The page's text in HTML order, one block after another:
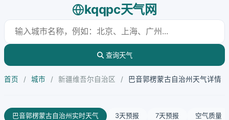
kqqpc天气网
查询天气
首页 / 城市 / 新疆维吾尔自治区 / 巴音郭楞蒙古自治州天气详情
巴音郭楞蒙古自治州实时天气 3天预报 7天预报 空气质量